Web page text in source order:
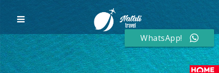
WhatsApp!